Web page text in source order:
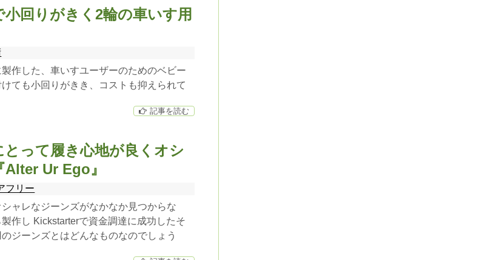
回りがきく2輪の車いす用
作した、車いすユーザーのためのベビー
ても小回りがきき、コストも抑えられて
記事を読む
って履き心地が良くオシ
Ur Ego』
フリー
ャレなジーンズがなかなか見つからな
作し Kickstarterで資金調達に成功したそ
ジーンズとはどんなものなのでしょう